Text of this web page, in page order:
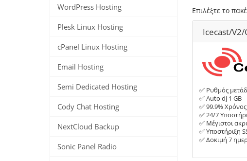
WordPress Hosting
Plesk Linux Hosting
cPanel Linux Hosting
Email Hosting
Semi Dedicated Hosting
Cody Chat Hosting
NextCloud Backup
Sonic Panel Radio
Επιλέξτε το
Icecast/V2/
✅ Ρυθμός
✅ Auto dj 1 GB
✅ 99.9%
✅ 24/7
✅ Μέγιστοι
✅ Υποστήριξη
✅ Δοκιμή 7